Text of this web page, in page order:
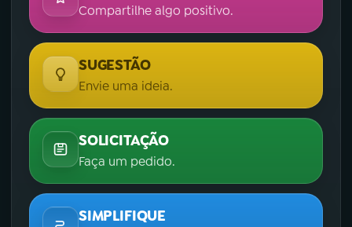
Compartilhe algo positivo.
SUGESTÃO
Envie uma ideia.
SOLICITAÇÃO
Faça um pedido.
SIMPLIFIQUE